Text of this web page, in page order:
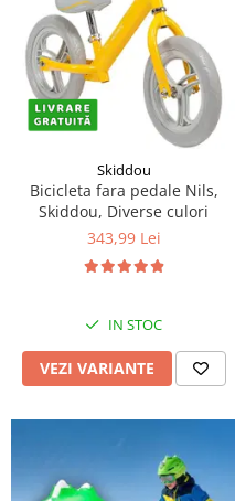
Skiddou
Bicicleta fara pedale Nils,
Skiddou, Diverse culori
343,99 Lei
IN STOC
VEZI VARIANTE